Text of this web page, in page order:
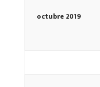
octubre 2019